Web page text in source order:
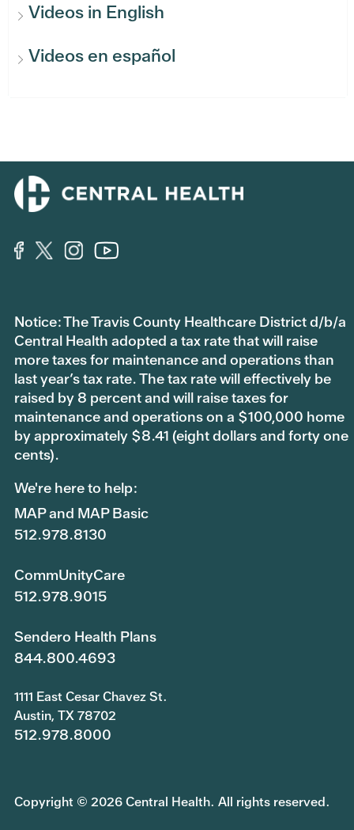
Videos in English
Videos en español
Notice: The Travis County Healthcare District d/b/a
Central Health adopted a tax rate that will raise
more taxes for maintenance and operations than
last year’s tax rate. The tax rate will effectively be
raised by 8 percent and will raise taxes for
maintenance and operations on a $100,000 home
by approximately $8.41 (eight dollars and forty one
cents).
We're here to help:
MAP and MAP Basic
512.978.8130
CommUnityCare
512.978.9015
Sendero Health Plans
844.800.4693
1111 East Cesar Chavez St.
Austin, TX 78702
512.978.8000
Copyright © 2026 Central Health. All rights reserved.